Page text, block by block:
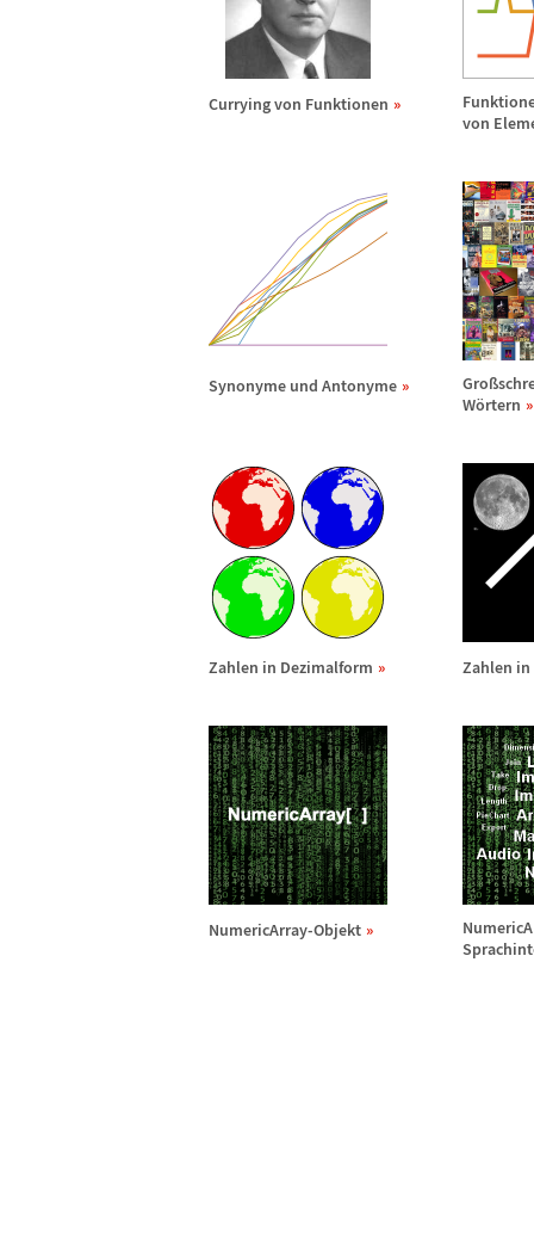
Currying von Funktionen
von
Synonyme und Antonyme Groß
Wörtern
Zahlen in Dezimalform Zahlen
NumericArray-Objekt